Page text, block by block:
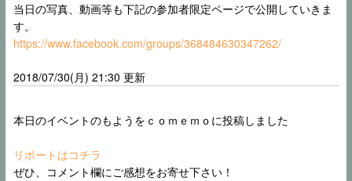
当日の写真、動画等も下記の参加者限定ページで公開していきま
す。
https://www.facebook.com/groups/368484630347262/
2018/07/30(月) 21:30 更新
本日のイベントのもようをｃｏｍｅｍｏに投稿しました
リポートはコチラ
ぜひ、コメント欄にご感想をお寄せ下さい！